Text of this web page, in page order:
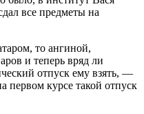
все предметы на
то ангиной,
и теперь вряд ли
отпуск ему взять, —
первом курсе такой отпуск